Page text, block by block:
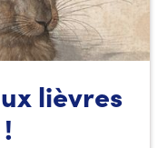
lièvres